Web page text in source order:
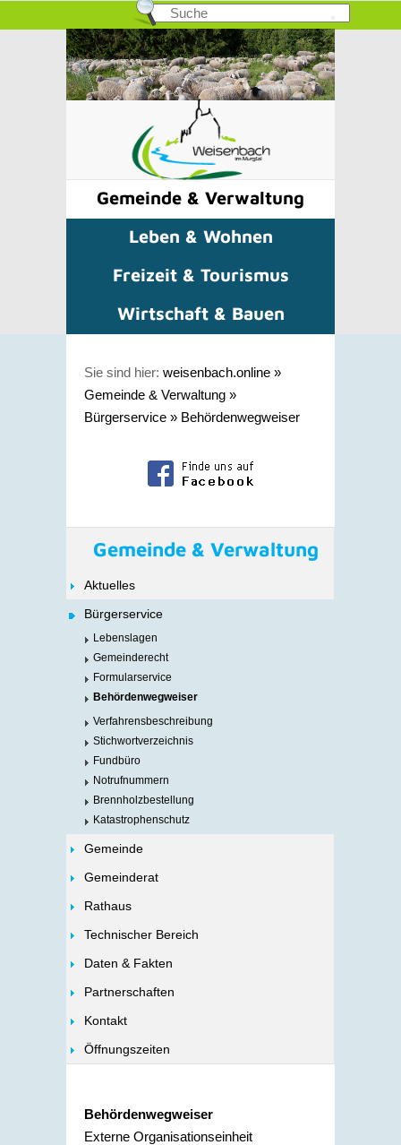
Gemeinde & Verwaltung
Leben & Wohnen
Freizeit & Tourismus
Wirtschaft & Bauen
Sie sind hier: weisenbach.online »
Gemeinde & Verwaltung »
Bürgerservice » Behördenwegweiser
Gemeinde & Verwaltung
Aktuelles
Bürgerservice
Lebenslagen
Gemeinderecht
Formularservice
Behördenwegweiser
Verfahrensbeschreibung
Stichwortverzeichnis
Fundbüro
Notrufnummern
Brennholzbestellung
Katastrophenschutz
Gemeinde
Gemeinderat
Rathaus
Technischer Bereich
Daten & Fakten
Partnerschaften
Kontakt
Öffnungszeiten
Behördenwegweiser
Externe Organisationseinheit